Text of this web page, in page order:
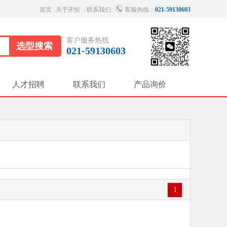
首页 关于开恒 联系我们 客服热线： 021-59130603
客户服务热线
021-59130603
人才招聘 联系我们 产品询价
1